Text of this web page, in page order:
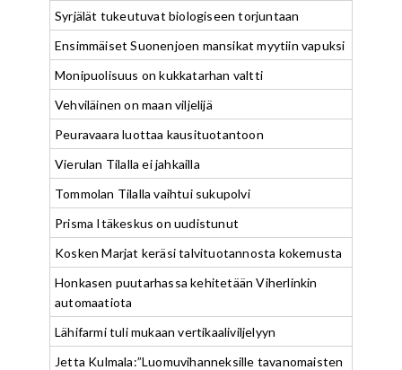
Syrjälät tukeutuvat biologiseen torjuntaan
Ensimmäiset Suonenjoen mansikat myytiin vapuksi
Monipuolisuus on kukkatarhan valtti
Vehviläinen on maan viljelijä
Peuravaara luottaa kausituotantoon
Vierulan Tilalla ei jahkailla
Tommolan Tilalla vaihtui sukupolvi
Prisma Itäkeskus on uudistunut
Kosken Marjat keräsi talvituotannosta kokemusta
Honkasen puutarhassa kehitetään Viherlinkin
automaatiota
Lähifarmi tuli mukaan vertikaaliviljelyyn
Jetta Kulmala:”Luomuvihanneksille tavanomaisten